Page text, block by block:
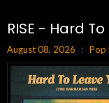
RISE - Hard
August 08, 2026 Pop